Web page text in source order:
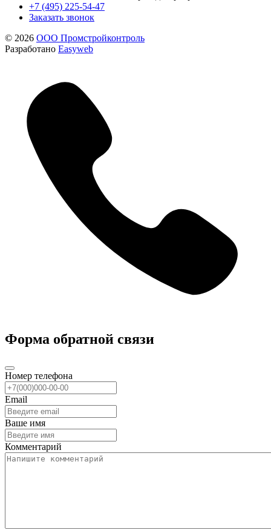
+7 (495) 225-54-47
Заказать звонок
© 2026 ООО Промстройконтроль
Разработано Easyweb
Форма обратной связи
Номер телефона
Email
Ваше имя
Комментарий